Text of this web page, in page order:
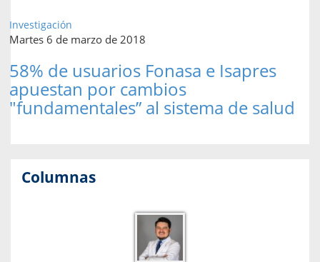
Investigación
Martes 6 de marzo de 2018
58% de usuarios Fonasa e Isapres
apuestan por cambios
"fundamentales” al sistema de salud
Columnas